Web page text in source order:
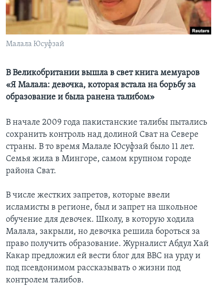
Learning English
СОЦИАЛЬНЫЕ СЕТИ
Языки
Малала Юсуфзай
В Великобритании вышла в свет книга мемуаров
«Я Малала: девочка, которая встала на борьбу за
образование и была ранена талибом»
В начале 2009 года пакистанские талибы пытались
сохранить контроль над долиной Сват на Севере
страны. В то время Малале Юсуфзай было 11 лет.
Семья жила в Мингоре, самом крупном городе
района Сват.
В числе жестких запретов, которые ввели
исламисты в регионе, был и запрет на школьное
обучение для девочек. Школу, в которую ходила
Малала, закрыли, но девочка решила бороться за
право получить образование. Журналист Абдул Хай
Какар предложил ей вести блог для BBC на урду и
под псевдонимом рассказывать о жизни под
контролем талибов.